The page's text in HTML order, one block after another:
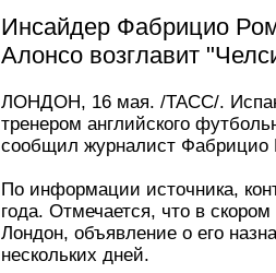
Инсайдер Фабрицио
Алонсо возглавит
ЛОНДОН, 16 мая. /ТАСС/.
тренером английского
сообщил журналист Фабрицио
По информации источника,
года. Отмечается, что в
Лондон, объявление о его
нескольких дней.